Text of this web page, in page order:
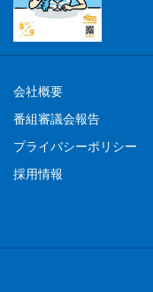
会社概要
番組審議会報告
プライバシーポリシー
採用情報